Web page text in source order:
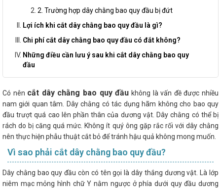
2. Trường hợp dây chằng bao quy đầu bị đứt
Lợi ích khi cắt dây chằng bao quy đầu là gì?
Chi phí cắt dây chằng bao quy đầu có đắt không?
Những điều cần lưu ý sau khi cắt dây chằng bao quy
đầu
Có nên cắt dây chằng bao quy đầu không là vấn đề được nhiều
nam giới quan tâm. Dây chằng có tác dụng hãm không cho bao quy
đầu trượt quá cao lên phần thân của dương vật. Dây chằng có thể bị
rách do bị căng quá mức. Không ít quý ông gặp rắc rối với dây chằng
nên thực hiện phẫu thuật cắt bỏ để tránh hậu quả không mong muốn.
Vì sao phải cắt dây chằng bao quy đầu?
Dây chằng bao quy đầu còn có tên gọi là dây thắng dương vật. Là lớp
niêm mạc mỏng hình chữ Y nằm ngược ở phía dưới quy đầu dương